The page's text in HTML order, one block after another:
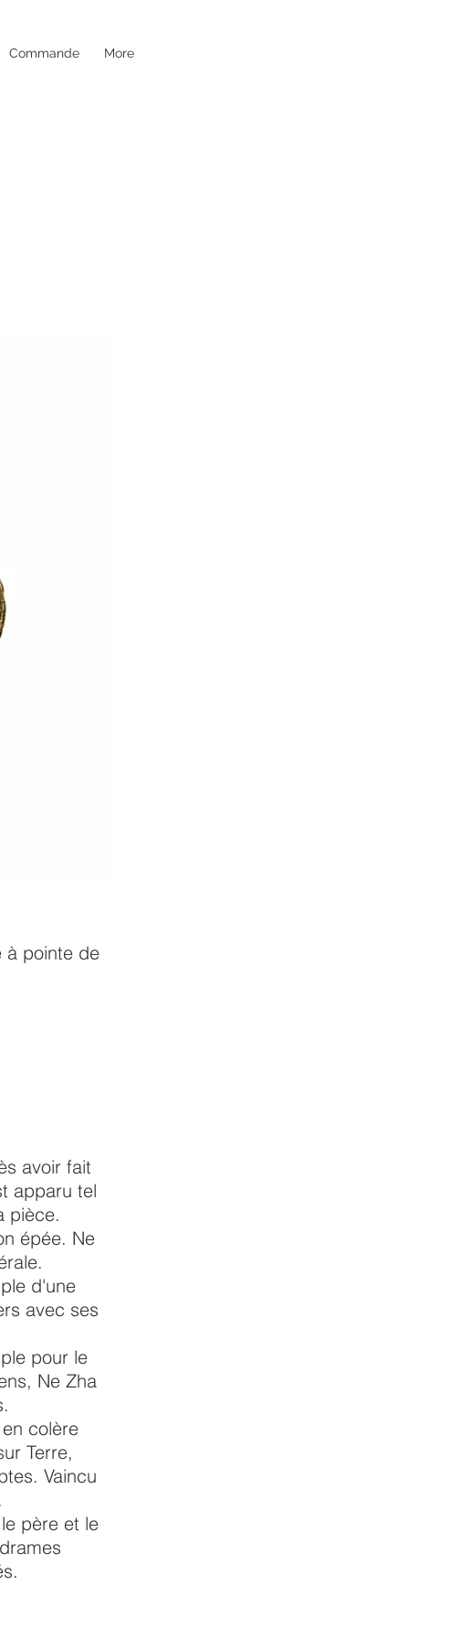
Commande More
à pointe de
avoir fait
apparu tel
pièce.
épée. Ne
d'une
avec ses
pour le
Ne Zha
colère
Terre,
Vaincu
père et le